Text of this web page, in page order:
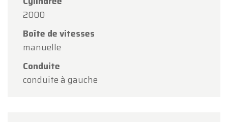
2000
Boîte de vitesses
manuelle
Conduite
conduite à gauche
lundi 10 août au vendredi 14 août
horaires habituels.
Le lundi 17 août, nous serons
uniquement sur rendez-vous
Merci de votre compréhension et au plaisir de
vous accueillir prochainement !